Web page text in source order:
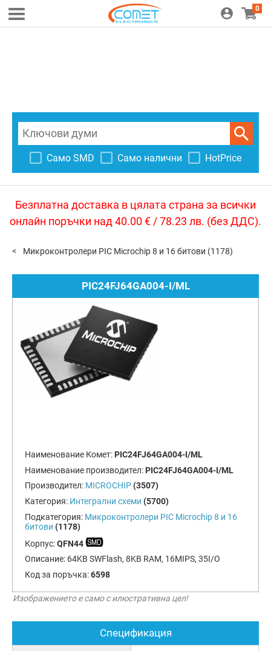
0
Само SMD Само налични HotPrice
Безплатна доставка в цялата страна за всички
онлайн поръчки над 40.00 € / 78.23 лв. (без ДДС).
Микроконтролери PIC Microchip 8 и 16 битови (1178)
PIC24FJ64GA004-I/ML
Наименование Комет: PIC24FJ64GA004-I/ML
Наименование производител: PIC24FJ64GA004-I/ML
Производител: MICROCHIP (3507)
Категория: Интегрални схеми (5700)
Подкатегория: Микроконтролери PIC Microchip 8 и 16
битови (1178)
Корпус:QFN44
Описание: 64KB SWFlash, 8KB RAM, 16MIPS, 35I/O
Код за поръчка:6598
Изображението е само с илюстративна цел!
Спецификация